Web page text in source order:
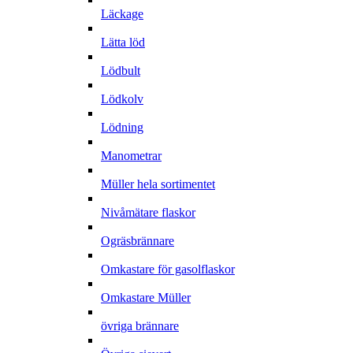
Läckage
Lätta löd
Lödbult
Lödkolv
Lödning
Manometrar
Müller hela sortimentet
Nivåmätare flaskor
Ogräsbrännare
Omkastare för gasolflaskor
Omkastare Müller
övriga brännare